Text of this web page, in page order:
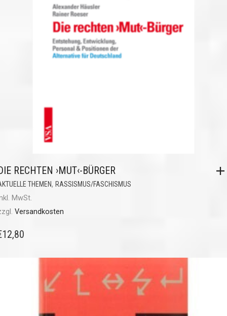
RECHTEN ›MUT‹-BÜRGER
THEMEN, RASSISMUS/FASCHISMUS
MwSt.
Versandkosten
12,80